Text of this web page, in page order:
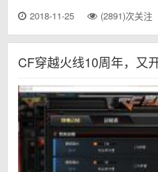
2018-11-25 (2891)次关注